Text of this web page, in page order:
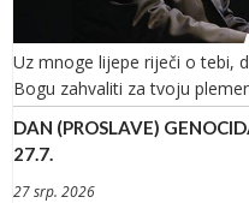
Uz mnoge lijepe riječi o tebi,
Bogu zahvaliti za tvoju
DAN (PROSLAVE)
27.7.
27 srp. 2026